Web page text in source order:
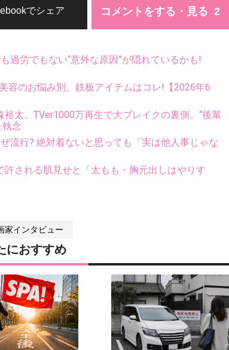
コメントをする・見る
でシェア
過労でもない“意外な原因”が隠れているかも!
容のお悩み別、鉄板アイテムはコレ!【2026年6
太、TVer1000万再生で大ブレイクの裏側。“後輩
執念
流行? 絶対着ないと思っても「実は他人事じゃな
される肌見せと「太もも・胸元出しはやりす
家インタビュー
におすすめ